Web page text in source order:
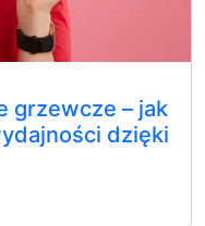
grzewcze – jak
dzięki